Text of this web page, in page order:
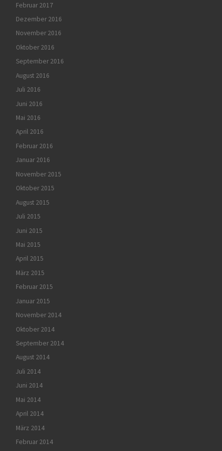
Februar 2017
Dezember 2016
November 2016
Oktober 2016
September 2016
August 2016
Juli 2016
Juni 2016
Mai 2016
April 2016
Februar 2016
Januar 2016
November 2015
Oktober 2015
August 2015
Juli 2015
Juni 2015
Mai 2015
April 2015
März 2015
Februar 2015
Januar 2015
November 2014
Oktober 2014
September 2014
August 2014
Juli 2014
Juni 2014
Mai 2014
April 2014
März 2014
Februar 2014